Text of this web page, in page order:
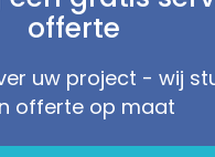
offerte
uw project - wij
offerte op maat